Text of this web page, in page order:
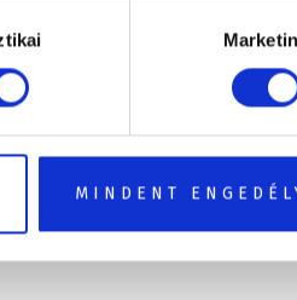
MINDENT
amelyek